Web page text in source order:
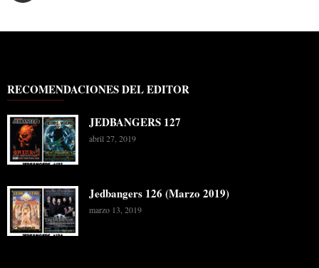
RECOMENDACIONES DEL EDITOR
JEDBANGERS 127
abril 27, 2019
Jedbangers 126 (Marzo 2019)
marzo 13, 2019